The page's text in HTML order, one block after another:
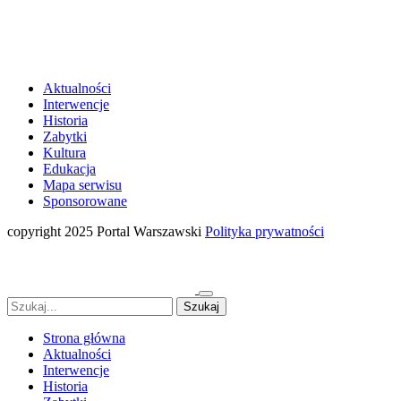
Aktualności
Interwencje
Historia
Zabytki
Kultura
Edukacja
Mapa serwisu
Sponsorowane
copyright 2025 Portal Warszawski Polityka prywatności
Strona główna
Aktualności
Interwencje
Historia